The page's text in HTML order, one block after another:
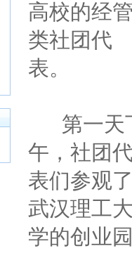
高校的经
类社团代
表。
第一天
午，社团
表们参观
武汉理工
学的创业